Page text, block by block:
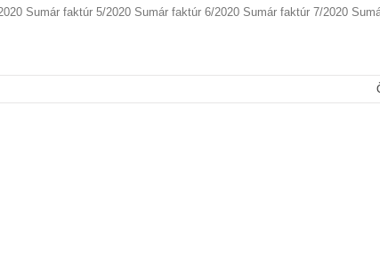
Sumár faktúr 5/2020 Sumár faktúr 6/2020 Sumár faktúr 7/2020